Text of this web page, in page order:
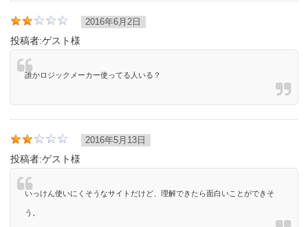
2016年6月2日
投稿者:ゲスト様
誰かロジックメーカー使ってる人いる？
2016年5月13日
投稿者:ゲスト様
いっけん使いにくそうなサイトだけど、理解できたら面白いことができそ
う。